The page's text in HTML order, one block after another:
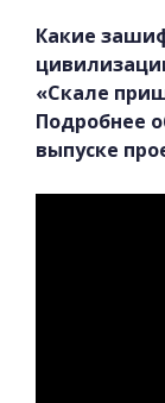
Какие
«Скале
Подробнее
выпуске